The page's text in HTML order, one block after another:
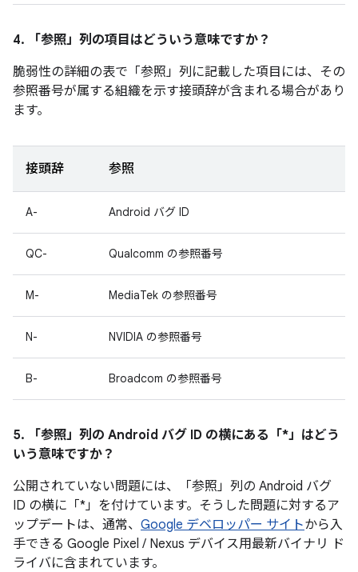
4. 「参照」 列の項目はどういう意味ですか？
脆弱性の詳細の表で「参照」列に記載した項目には、その
参照番号が属する組織を示す接頭辞が含まれる場合があり
ます。
接頭辞 参照
A- Android バグ ID
QC- Qualcomm の参照番号
M- MediaTek の参照番号
N- NVIDIA の参照番号
B- Broadcom の参照番号
5. 「参照」 列の Android バグ ID の横にある「*」はどう
いう意味ですか？
公開されていない問題には、「参照」列の Android バグ
ID の横に「*」を付けています。そうした問題に対するア
ップデートは、通常、 Google デベロッパー サイトから入
手できる Google Pixel / Nexus デバイス用最新バイナリ ド
ライバに含まれています。